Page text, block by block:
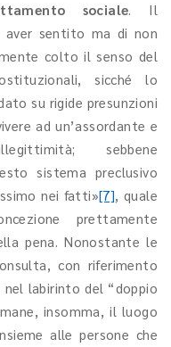
sociale. Il
sentito ma di non
colto il senso del
sicché lo
su rigide presunzioni
ad un’assordante e
sebbene
sistema preclusivo
nei fatti»[7], quale
prettamente
pena. Nonostante le
con riferimento
labirinto del “doppio
insomma, il luogo
alle persone che